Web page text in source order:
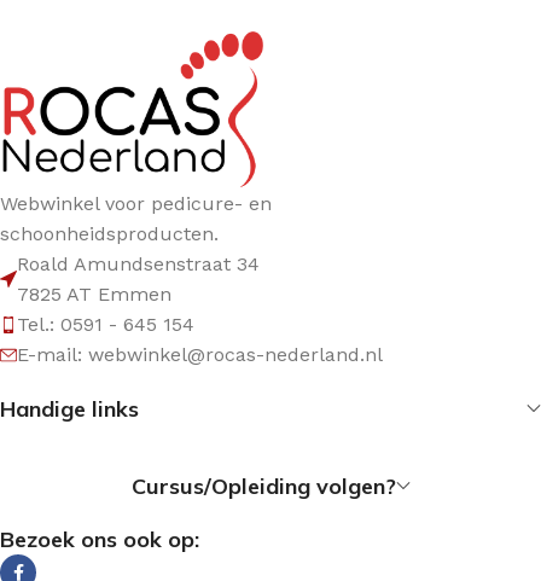
Webwinkel voor pedicure- en
schoonheidsproducten.
Roald Amundsenstraat 34
7825 AT Emmen
Tel.: 0591 - 645 154
E-mail: webwinkel@rocas-nederland.nl
Handige links
Cursus/Opleiding volgen?
Bezoek ons ook op: